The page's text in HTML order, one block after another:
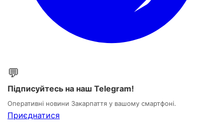
💬
Підписуйтесь на наш Telegram!
Оперативні новини Закарпаття у вашому смартфоні.
Приєднатися